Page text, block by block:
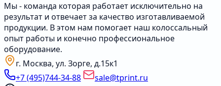
Мы - команда которая работает исключительно на
результат и отвечает за качество изготавливаемой
продукции. В этом нам помогает наш колоссальный
опыт работы и конечно профессиональное
оборудование.
г. Москва, ул. Зорге, д.15к1
+7 (495)744-34-88
sale@tprint.ru